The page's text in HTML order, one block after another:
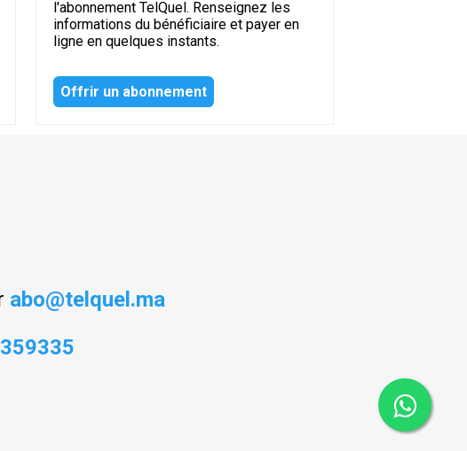
l'abonnement TelQuel. Renseignez les
informations du bénéficiaire et payer en
ligne en quelques instants.
Offrir un abonnement
abo@telquel.ma